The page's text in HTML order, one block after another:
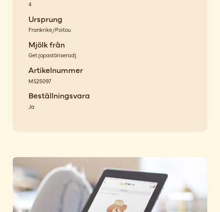
4
Ursprung
Frankrike/Poitou
Mjölk från
Get(opastöriserad)
Artikelnummer
MS25097
Beställningsvara
Ja